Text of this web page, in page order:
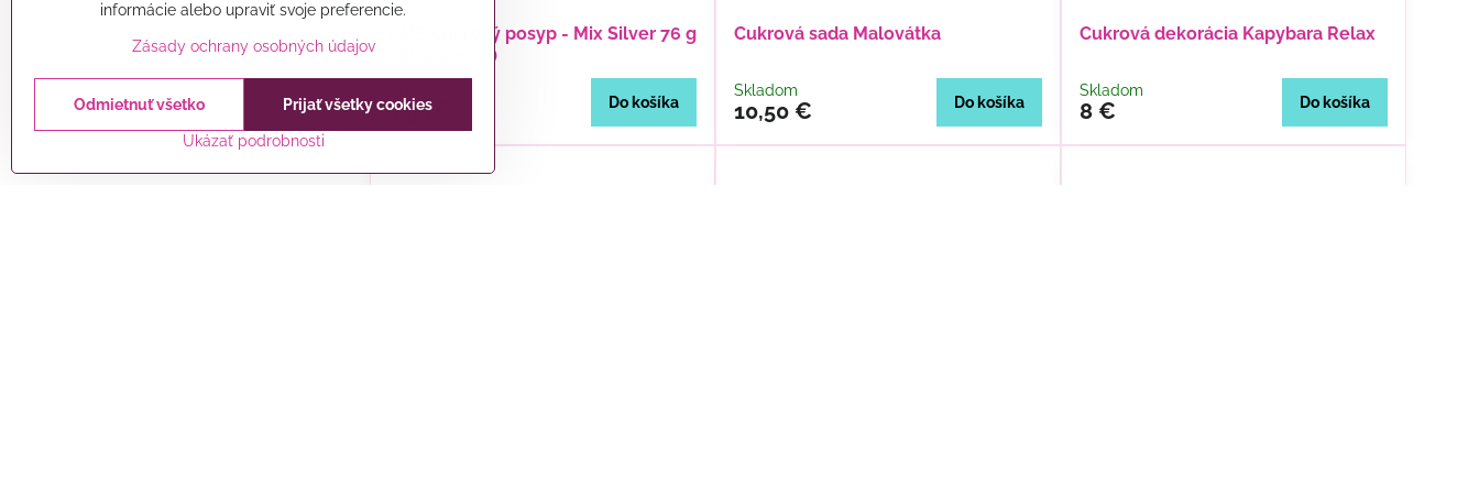
PME Cukrový posyp - Mix Silver 76 g
( Strieborný )
3,55 € Do košíka
Cukrová sada Malovátka
Skladom
10,50 € Do košíka
Cukrová dekorácia Kapybara Relax
Skladom
8 € Do košíka
informácie alebo upraviť svoje preferencie.
Zásady ochrany osobných údajov
Ukázať podrobnosti
Prijať všetky cookies
Odmietnuť všetko